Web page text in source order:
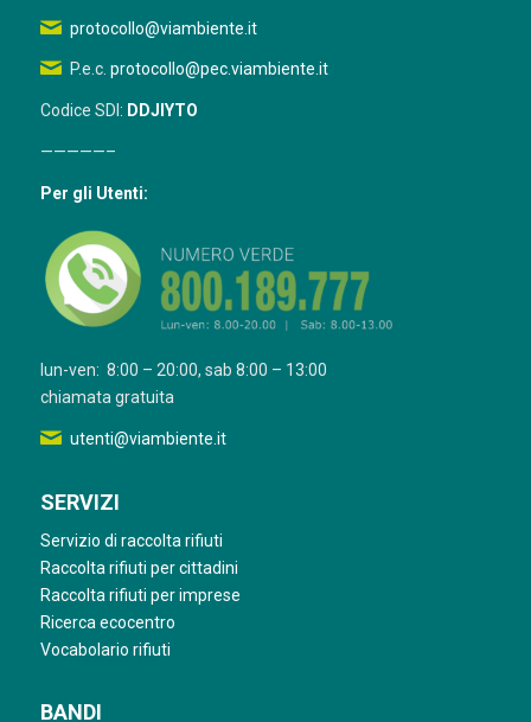
protocollo@viambiente.it
P.e.c. protocollo@pec.viambiente.it
Codice SDI: DDJIYTO
—————–
Per gli Utenti:
lun-ven: 8:00 – 20:00, sab 8:00 – 13:00
chiamata gratuita
utenti@viambiente.it
SERVIZI
Servizio di raccolta rifiuti
Raccolta rifiuti per cittadini
Raccolta rifiuti per imprese
Ricerca ecocentro
Vocabolario rifiuti
BANDI